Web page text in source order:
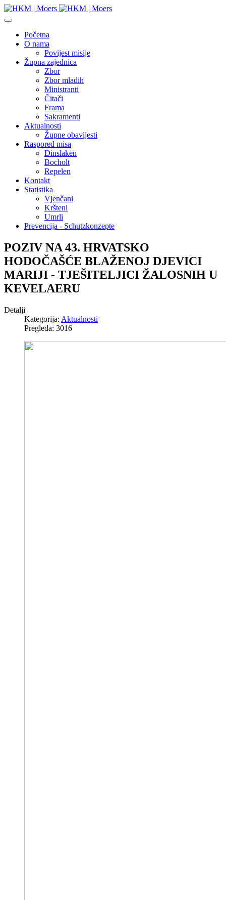
Početna
O nama
Povijest misije
Župna zajednica
Zbor
Zbor mladih
Ministranti
Čitači
Frama
Sakramenti
Aktualnosti
Župne obavijesti
Raspored misa
Dinslaken
Bocholt
Repelen
Kontakt
Statistika
Vjenčani
Kršteni
Umrli
Prevencija - Schutzkonzepte
POZIV NA 43. HRVATSKO
HODOČAŠĆE BLAŽENOJ DJEVICI
MARIJI - TJEŠITELJICI ŽALOSNIH U
KEVELAERU
Detalji
Kategorija: Aktualnosti
Pregleda: 3016